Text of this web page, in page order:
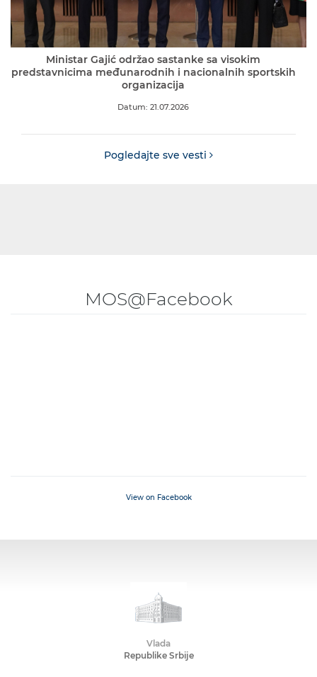
Ministar Gajić održao sastanke sa visokim
predstavnicima međunarodnih i nacionalnih sportskih
organizacija
Datum: 21.07.2026
Pogledajte sve vesti
MOS@Facebook
View on Facebook
Vlada
Republike Srbije